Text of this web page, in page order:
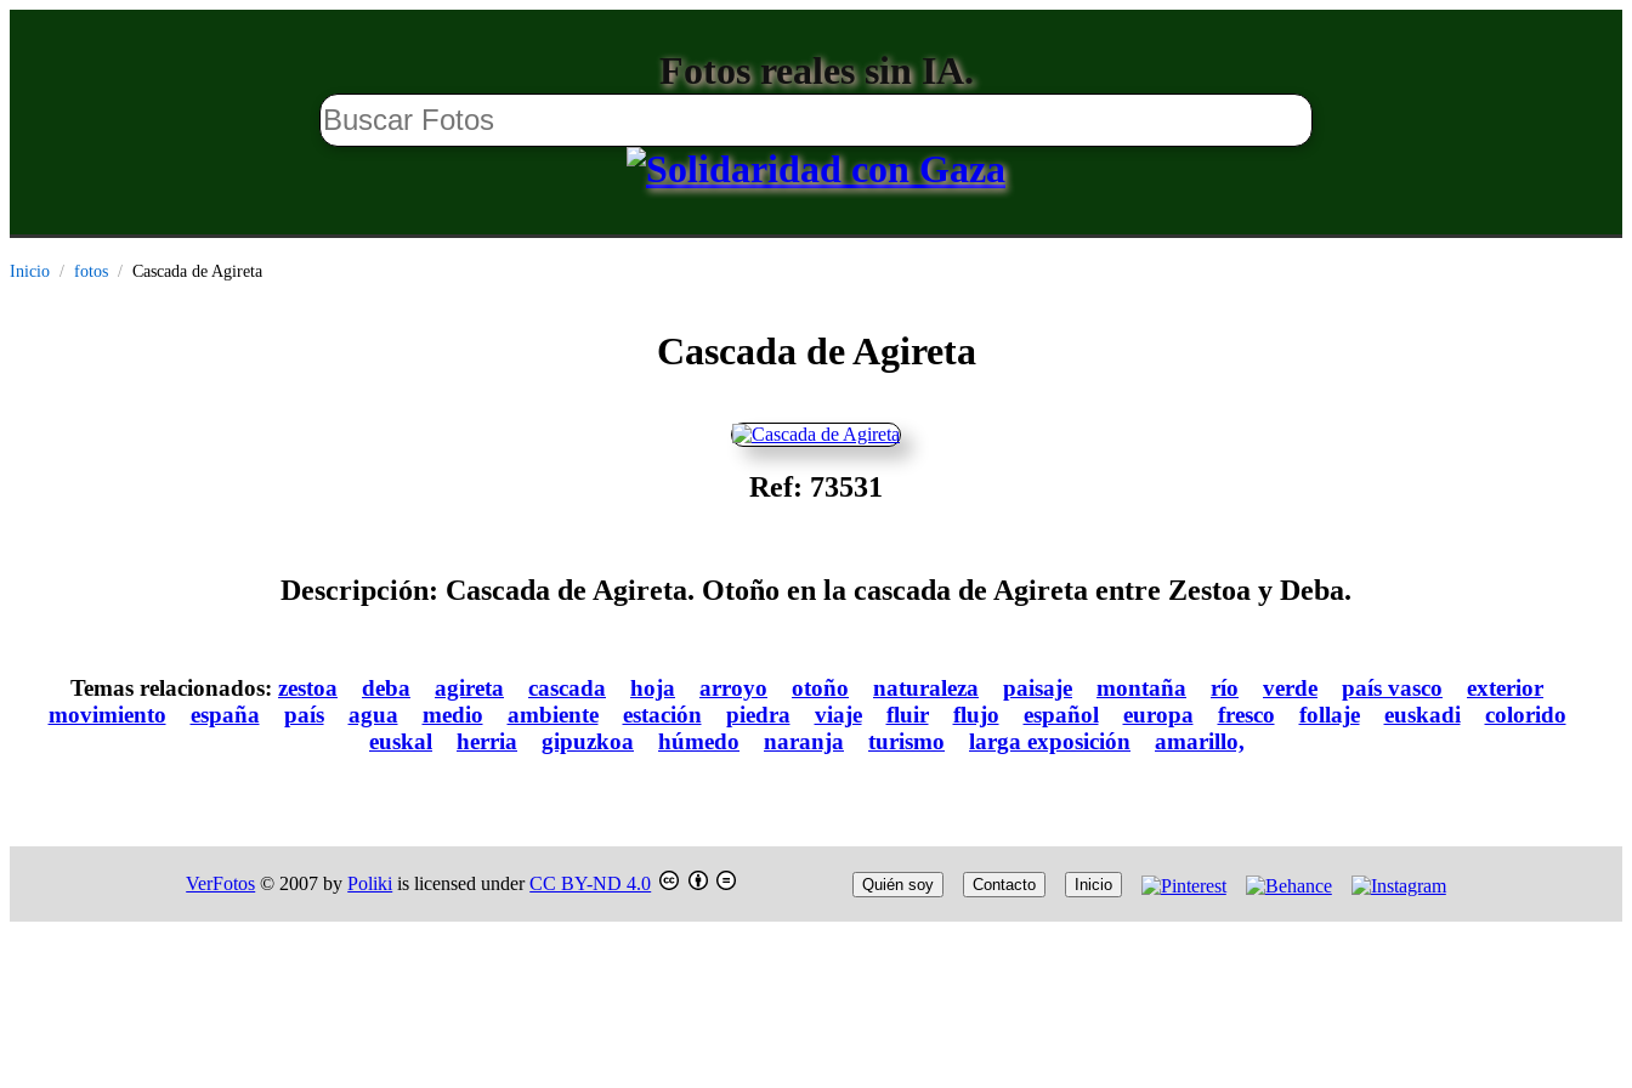
Fotos reales sin IA.
Inicio fotos Cascada de Agireta
Cascada de Agireta
Ref: 73531
Descripción: Cascada de Agireta. Otoño en la cascada de Agireta entre Zestoa y Deba.
Temas relacionados: zestoa deba agireta cascada hoja arroyo otoño naturaleza paisaje montaña río verde país vasco
exterior
movimiento
españa país agua medio ambiente estación piedra viaje fluir flujo español europa fresco follaje euskadi
colorido
euskal
herria gipuzkoa húmedo naranja turismo larga exposición amarillo,
VerFotos © 2007 byPoliki is licensed underCC BY-ND 4.0 Quién soy Contacto Inicio